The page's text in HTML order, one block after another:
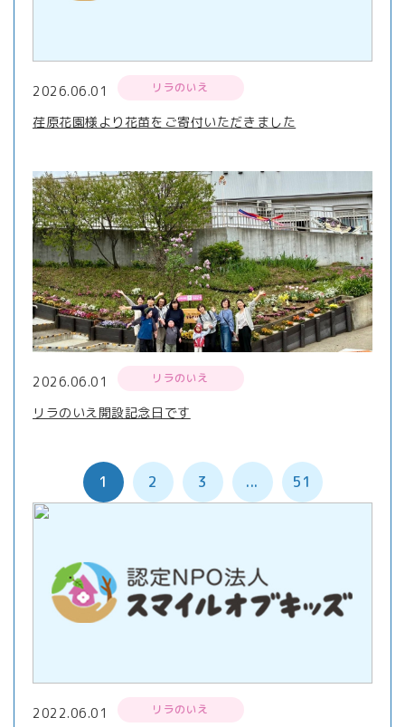
2026.06.01 リラのいえ
荏原花園様より花苗をご寄付いただきました
2026.06.01 リラのいえ
リラのいえ開設記念日です
1 2 3 ... 51
2022.06.01 リラのいえ